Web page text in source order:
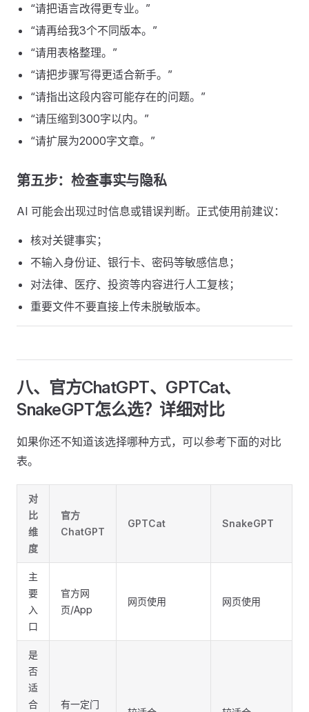
“请把语言改得更专业。”
“请再给我3个不同版本。”
“请用表格整理。”
“请把步骤写得更适合新手。”
“请指出这段内容可能存在的问题。”
“请压缩到300字以内。”
“请扩展为2000字文章。”
第五步：检查事实与隐私
AI 可能会出现过时信息或错误判断。正式使用前建议：
核对关键事实；
不输入身份证、银行卡、密码等敏感信息；
对法律、医疗、投资等内容进行人工复核；
重要文件不要直接上传未脱敏版本。
八、官方ChatGPT、GPTCat、
SnakeGPT怎么选？详细对比
如果你还不知道该选择哪种方式，可以参考下面的对比
表。
对
比
维
度
官方
ChatGPT
GPTCat SnakeGPT
主
要
入
口
官方网
页/App
网页使用 网页使用
是
否
适
合
有一定门